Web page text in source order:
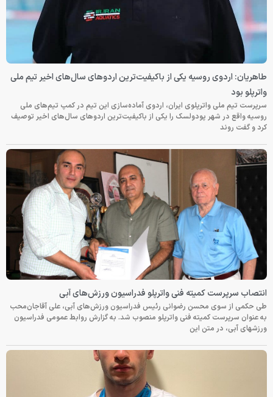
طاهریان: اردوی روسیه یکی از باکیفیت‌ترین اردوهای سال‌های اخیر تیم ملی
واترپلو بود
سرپرست تیم ملی واترپلوی ایران، اردوی آماده‌سازی این تیم در کمپ تیم‌های ملی
روسیه واقع در شهر پودولسک را یکی از باکیفیت‌ترین اردوهای سال‌های اخیر توصیف
کرد و گفت روند
انتصاب سرپرست کمیته فنی واترپلو فدراسیون ورزش‌های آبی
طی حکمی از سوی محسن رضوانی رئیس فدراسیون ورزش‌های آبی، علی آقاجان‌محب
به عنوان سرپرست کمیته فنی واترپلو منصوب شد. به گزارش روابط عمومی فدراسیون
ورزشهای آبی، در متن این